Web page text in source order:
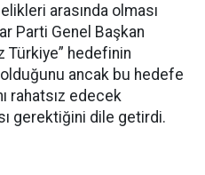
arasında olması
Parti Genel Başkan
Türkiye” hedefinin
ancak bu hedefe
rahatsız edecek
gerektiğini dile getirdi.